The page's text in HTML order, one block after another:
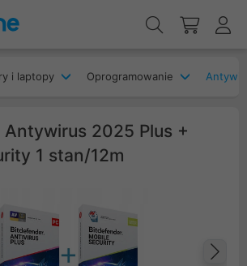
i laptopy Oprogramowanie
2025 Plus +
1 stan/12m